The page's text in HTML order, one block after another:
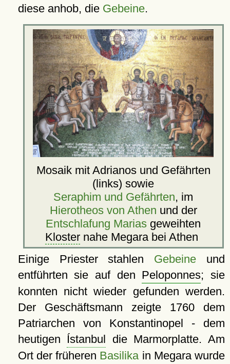
diese anhob, die Gebeine.
Mosaik mit Adrianos und Gefährten
(links) sowie
Seraphim und Gefährten, im
Hierotheos von Athen und der
Entschlafung Marias geweihten
Kloster nahe Megara bei Athen
Einige Priester stahlen Gebeine und
entführten sie auf den Peloponnes; sie
konnten nicht wieder gefunden werden.
Der Geschäftsmann zeigte 1760 dem
Patriarchen von Konstantinopel - dem
heutigen Ístanbul die Marmorplatte. Am
Ort der früheren Basilika in Megara wurde